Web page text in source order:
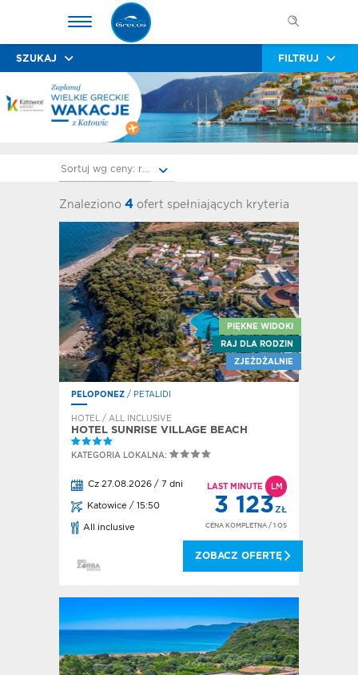
SZUKAJ FILTRUJ
Znaleziono 4 ofert spełniających kryteria
Sortuj wg ceny: rosnąco
PIĘKNE WIDOKI
RAJ DLA RODZIN
ZJEŻDŻALNIE
PELOPONEZ / PETALIDI
HOTEL / ALL INCLUSIVE
HOTEL SUNRISE VILLAGE BEACH
KATEGORIA LOKALNA:
Cz 27.08.2026 / 7 dni
Katowice / 15:50
All inclusive
LAST MINUTE LM
3 123ZŁ
CENA KOMPLETNA / 1 OS
ZOBACZ OFERTĘ